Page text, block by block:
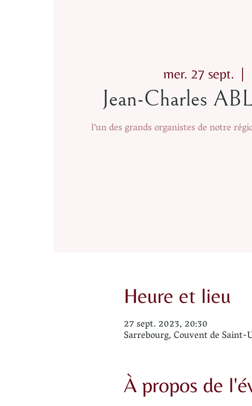
mer. 27 sept.
  |
Jean-Charles
l’un des grands organistes de notre
Heure et lieu
27 sept. 2023, 20:30
Sarrebourg, Couvent de
À propos de